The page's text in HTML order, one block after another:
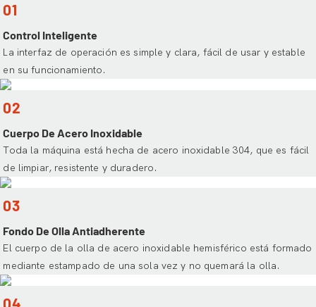
01
Control Inteligente
La interfaz de operación es simple y clara, fácil de usar y estable
en su funcionamiento.
02
Cuerpo De Acero Inoxidable
Toda la máquina está hecha de acero inoxidable 304, que es fácil
de limpiar, resistente y duradero.
03
Fondo De Olla Antiadherente
El cuerpo de la olla de acero inoxidable hemisférico está formado
mediante estampado de una sola vez y no quemará la olla.
04